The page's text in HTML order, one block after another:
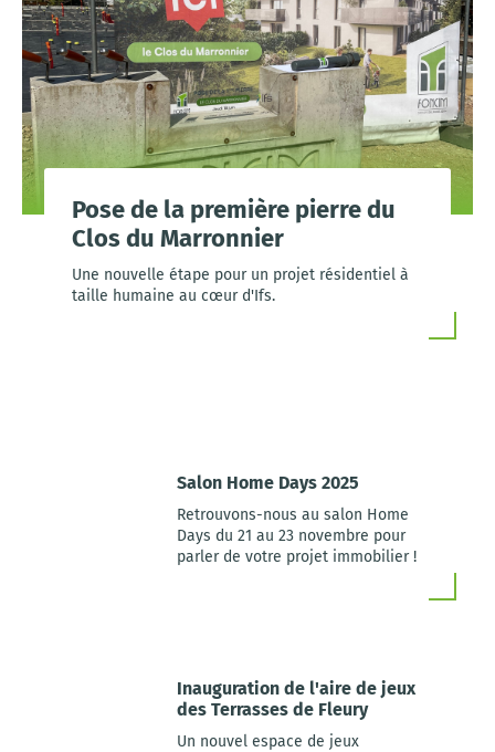
Pose de la première pierre du
Clos du Marronnier
Une nouvelle étape pour un projet résidentiel à
taille humaine au cœur d'Ifs.
Salon Home Days 2025
Retrouvons-nous au salon Home
Days du 21 au 23 novembre pour
parler de votre projet immobilier !
Inauguration de l'aire de jeux
des Terrasses de Fleury
Un nouvel espace de jeux